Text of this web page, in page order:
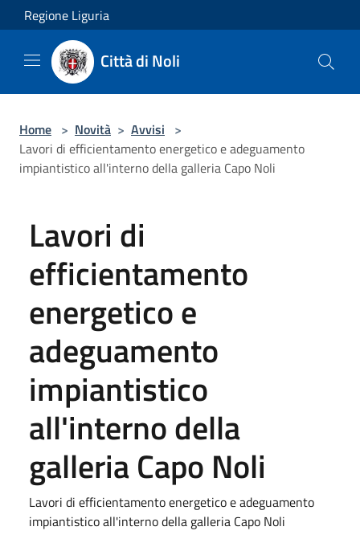
Salta al contenuto principale
Regione Liguria
Città di Noli
Home > Novità > Avvisi >
Lavori di efficientamento energetico e adeguamento
impiantistico all'interno della galleria Capo Noli
Lavori di
efficientamento
energetico e
adeguamento
impiantistico
all'interno della
galleria Capo Noli
Lavori di efficientamento energetico e adeguamento
impiantistico all'interno della galleria Capo Noli